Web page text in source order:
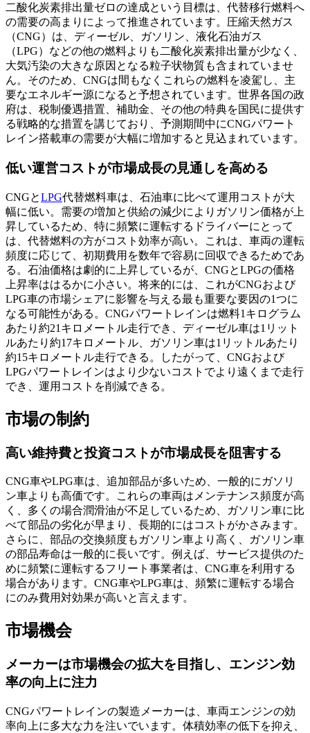
二酸化炭素排出量ゼロの達成という目標は、代替移行燃料へ
の需要の高まりによって推進されています。圧縮天然ガス
（CNG）は、ディーゼル、ガソリン、液化石油ガス
（LPG）などの他の燃料よりも二酸化炭素排出量が少なく、
大気汚染の大きな原因となる粒子状物質も含まれていませ
ん。そのため、CNGは間もなくこれらの燃料を凌駕し、主
要なエネルギー源になると予想されています。世界各国の政
府は、税制優遇措置、補助金、その他の特典を国民に提供す
る戦略的な措置を講じており、予測期間中にCNGパワート
レイン搭載車の需要が大幅に増加すると見込まれています。
低い運営コストが市場成長の見通しを高める
CNGとLPG代替燃料車は、石油車に比べて運用コストが大
幅に低い。需要の増加と供給の減少によりガソリン価格が上
昇しているため、特に頻繁に運転するドライバーにとって
は、代替燃料の方がコスト効率が高い。これは、車両の運転
頻度に応じて、初期費用を数年で容易に回収できるためであ
る。石油価格は劇的に上昇しているが、CNGとLPGの価格
上昇率ははるかに小さい。将来的には、これがCNGおよび
LPG車の市場シェアに影響を与える最も重要な要因の1つに
なる可能性がある。CNGパワートレインは燃料1キログラム
あたり約21キロメートル走行でき、ディーゼル車は1リット
ルあたり約17キロメートル、ガソリン車は1リットルあたり
約15キロメートル走行できる。したがって、CNGおよび
LPGパワートレインはより少ないコストでより遠くまで走行
でき、運用コストを削減できる。
市場の制約
高い維持費と投資コストが市場成長を阻害する
CNG車やLPG車は、追加部品が多いため、一般的にガソリ
ン車よりも高価です。これらの車両はメンテナンス頻度が高
く、多くの場合潤滑油が不足しているため、ガソリン車に比
べて部品の劣化が早まり、長期的にはコストがかさみます。
さらに、部品の交換頻度もガソリン車より高く、ガソリン車
の部品寿命は一般的に長いです。例えば、サービス提供のた
めに頻繁に運転するフリート事業者は、CNG車を利用する
場合があります。CNG車やLPG車は、頻繁に運転する場合
にのみ費用対効果が高いと言えます。
市場機会
メーカーは市場機会の拡大を目指し、エンジン効
率の向上に注力
CNGパワートレインの製造メーカーは、車両エンジンの効
率向上に多大な力を注いでいます。体積効率の低下を抑え、